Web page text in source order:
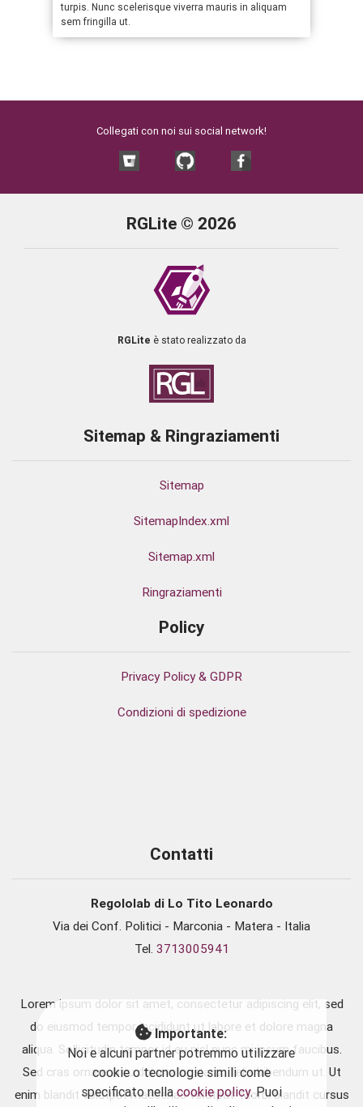
turpis. Nunc scelerisque viverra mauris in aliquam
sem fringilla ut.
Collegati con noi sui social network!
RGLite © 2026
RGLite è stato realizzato da
Sitemap & Ringraziamenti
Sitemap
SitemapIndex.xml
Sitemap.xml
Ringraziamenti
Policy
Privacy Policy & GDPR
Condizioni di spedizione
Contatti
Regololab di Lo Tito Leonardo
Via dei Conf. Politici - Marconia - Matera - Italia
Tel. 3713005941
Lorem ipsum dolor sit amet, consectetur adipiscing elit, sed
do eiusmod tempor incididunt ut labore et dolore magna
aliqua. Sollicitudin tempor id eu nisl nunc mi ipsum faucibus.
Sed cras ornare arcu dui vivamus arcu felis bibendum ut. Ut
enim blandit volutpat maecenas volutpat. Morbi blandit cursus
Importante:
Noi e alcuni partner potremmo utilizzare
cookie o tecnologie simili come
specificato nellacookie policy. Puoi